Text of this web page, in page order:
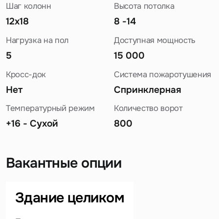
Шаг колонн
12х18
Высота потолка
8 -14
Нагрузка на пол
5
Доступная мощность
15 000
Кросс-док
Нет
Система пожаротушения
Спринклерная
Температурный режим
+16 - Сухой
Количество ворот
800
Вакантные опции
Здание целиком
Задайте свой вопрос